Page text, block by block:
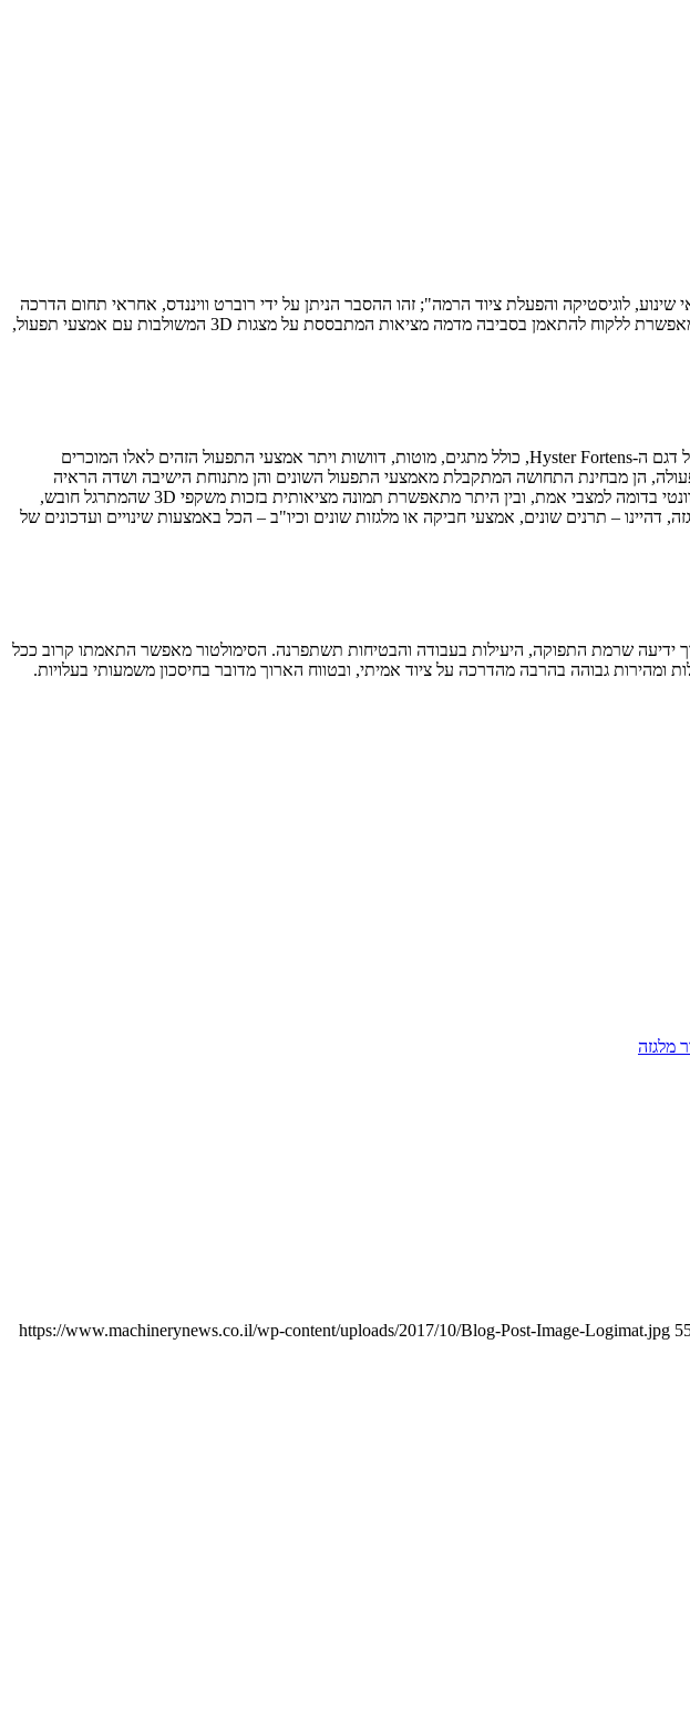
לוגיסטיקה והפעלת ציוד הרמה"; זהו ההסבר הניתן על ידי רוברט וויננדס, אחראי תחום הדרכה
אצל יצרנית המלגזות האמריקאית הייסטר (Hyster), עם השקת סימולטור הדרכה חדש. "טכנולוגיית הסימולציה של ימינו מאפשרת ללקוח להתאמן בסביבה מדמה מציאות המתבססת על מצגות 3D המשולבות עם אמצעי תפעול,
הייסטר החלה לשווק סימולטור חדש המתבסס על ציוד הרמה מוכר של היצרנית; בשלב ראשון תוצע מערכת המדמה תפעול דגם ה-Hyster Fortens, כולל מתגים, מוטות, דוושות ויתר אמצעי התפעול הזהים לאלו המוכרים
הן מבחינת התחושה המתקבלת מאמצעי התפעול השונים והן מתנוחת הישיבה ושדה הראיה
המתקבל ממנה. בהייסטר טוענים כי הסימולטור מאפשר אימון ותרגול כל המצבים והאופציות המתאפשרות עם הדגם הרלוונטי בדומה למצבי אמת, ובין היתר מתאפשרת תמונה מציאותית בזכות משקפי 3D שהמתרגל חובש,
שונות של המלגזה, דהיינו – תרנים שונים, אמצעי חביקה או מלגזות שונים וכיו"ב – הכל באמצעות שינויים ועדכונים של
ידיעה שרמת התפוקה, היעילות בעבודה והבטיחות תשתפרנה. הסימולטור מאפשר התאמתו קרוב ככל
גבוהה בהרבה מהדרכה על ציוד אמיתי, ובטווח הארוך מדובר בחיסכון משמעותי בעלויות.
מלגזה
https://www.machinerynews.co.il/wp-content/uploads/2017/10/Blog-Post-Image-Logimat.jpg